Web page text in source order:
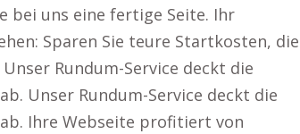
bei uns eine fertige Seite. Ihr
Sparen Sie teure Startkosten, die
Rundum-Service deckt die
Unser Rundum-Service deckt die
Ihre Webseite profitiert von